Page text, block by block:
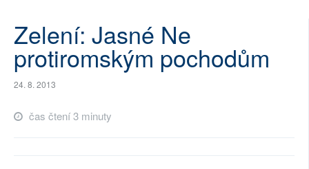
ARCHIV
ROZHOVORY
Zelení: Jasné Ne
protiromským pochodům
24. 8. 2013
čas čtení 3 minuty